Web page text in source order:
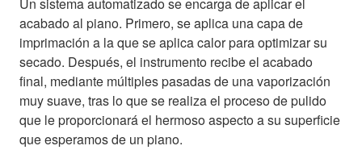
acabado al piano. Primero, se aplica una capa de
imprimación a la que se aplica calor para optimizar su
secado. Después, el instrumento recibe el acabado
final, mediante múltiples pasadas de una vaporización
muy suave, tras lo que se realiza el proceso de pulido
que le proporcionará el hermoso aspecto a su superficie
que esperamos de un piano.